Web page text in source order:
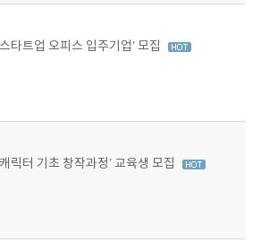
타트업 오피스 입주기업’ 모집
릭터 기초 창작과정’ 교육생 모집